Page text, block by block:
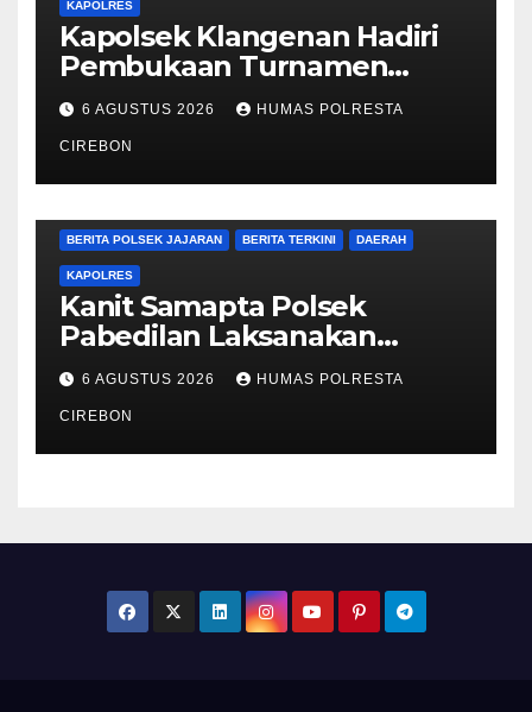
KAPOLRES
Kapolsek Klangenan Hadiri
Pembukaan Turnamen
Sepak Bola Mini U12 Se-
Kecamatan Jamblang
6 AGUSTUS 2026 HUMAS POLRESTA
CIREBON
BERITA POLSEK JAJARAN BERITA TERKINI DAERAH
KAPOLRES
Kanit Samapta Polsek
Pabedilan Laksanakan
Patroli Dialogis di
Minimarket, Cegah
Gangguan Kamtibmas
6 AGUSTUS 2026 HUMAS POLRESTA
CIREBON